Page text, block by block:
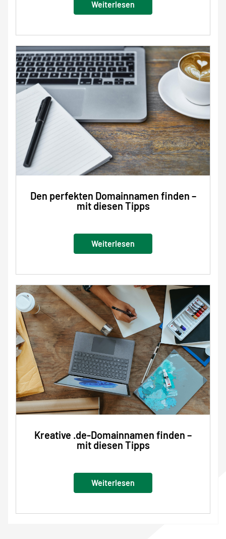
Weiterlesen
Den perfekten Domainnamen finden –
mit diesen Tipps
Weiterlesen
Kreative .de-Domainnamen finden –
mit diesen Tipps
Weiterlesen